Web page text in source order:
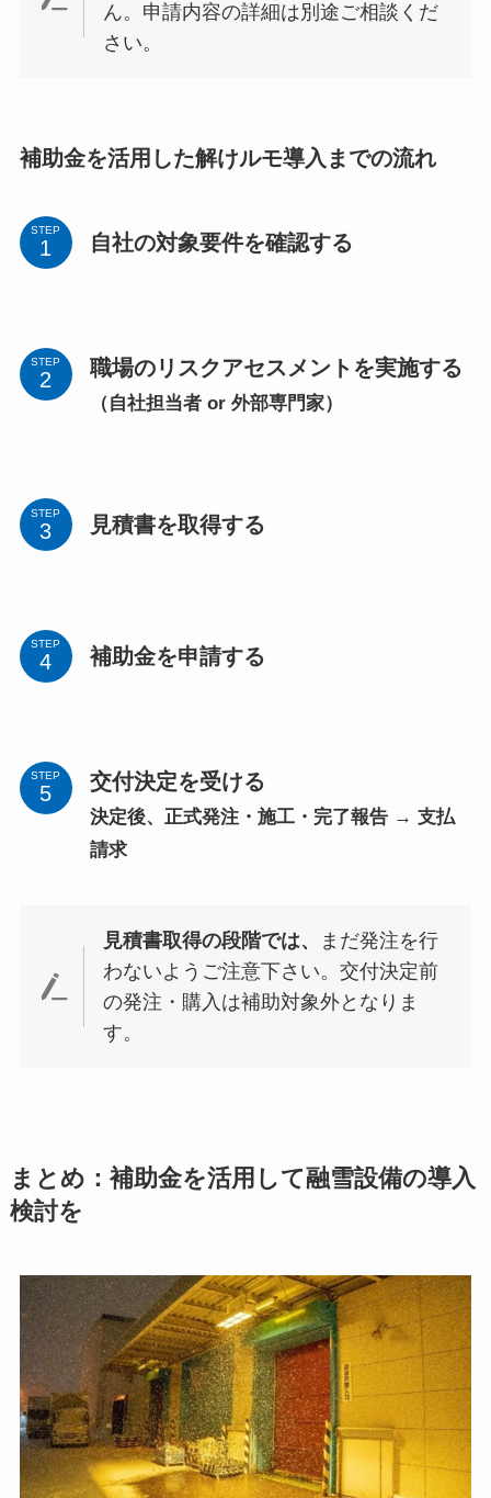
ん。申請内容の詳細は別途ご相談くだ
さい。
補助金を活用した解けルモ導入までの流れ
STEP 自社の対象要件を確認する
STEP 職場のリスクアセスメントを実施する
（自社担当者 or 外部専門家）
STEP 見積書を取得する
STEP 補助金を申請する
STEP 交付決定を受ける
決定後、 正式発注・施工・完了報告 → 支払
請求
見積書取得の段階では、
まだ発注を行
わないようご注意下さい。交付決定前
の発注・購入は補助対象外となりま
す。
まとめ：補助金を活用して融雪設備の導入
検討を